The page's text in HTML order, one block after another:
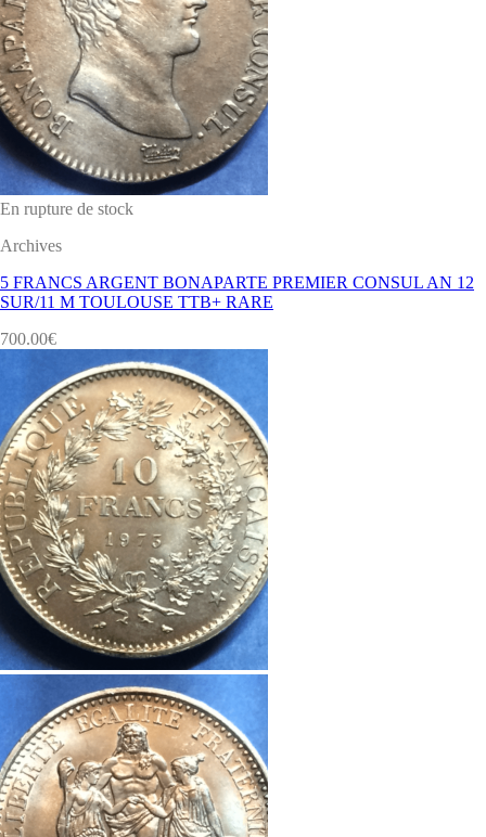
En rupture de stock
Archives
5 FRANCS ARGENT BONAPARTE PREMIER CONSUL AN 12
SUR/11 M TOULOUSE TTB+ RARE
700.00€